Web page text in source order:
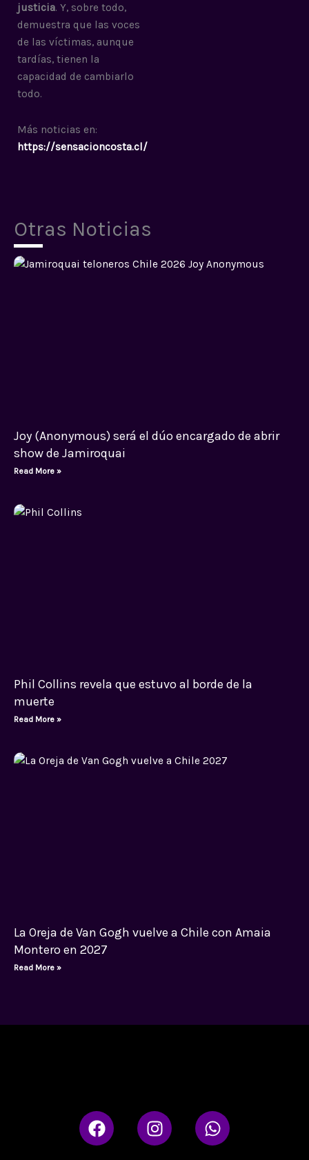
justicia. Y, sobre todo,
demuestra que las voces
de las víctimas, aunque
tardías, tienen la
capacidad de cambiarlo
todo.
Más noticias en:
https://sensacioncosta.cl/
Otras Noticias
Joy (Anonymous) será el dúo encargado de abrir
show de Jamiroquai
Read More »
Phil Collins revela que estuvo al borde de la
muerte
Read More »
La Oreja de Van Gogh vuelve a Chile con Amaia
Montero en 2027
Read More »
F
a
I
n
W
h